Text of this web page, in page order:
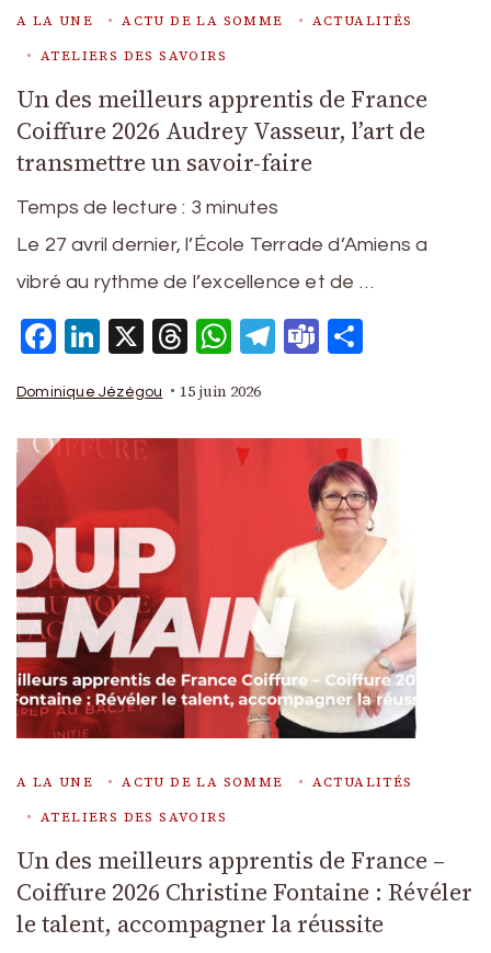
A LA UNE ACTU DE LA SOMME
ACTUALITÉS
ATELIERS DES SAVOIRS
Un des meilleurs apprentis de France
Coiffure 2026 Audrey Vasseur, l’art de
transmettre un savoir-faire
Temps de lecture : 3 minutes
Le 27 avril dernier, l’École Terrade d’Amiens a
vibré au rythme de l’excellence et de …
Facebook
LinkedIn
X Threads
WhatsApp
Telegram
Teams
Dominique Jézégou 15 juin 2026
A LA UNE ACTU DE LA SOMME
ACTUALITÉS
ATELIERS DES SAVOIRS
Un des meilleurs apprentis de France –
Coiffure 2026 Christine Fontaine : Révéler
le talent, accompagner la réussite